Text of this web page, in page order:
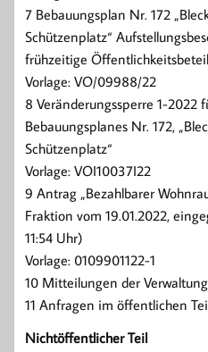
7 Bebauungsplan Nr. 172
Schützenplatz“
frühzeitige
Vorlage: VO/09988/22
8 Veränderungssperre 1-2022
Bebauungsplanes Nr. 172,
Schützenplatz“
Vorlage: VOI10037I22
9 Antrag „Bezahlbarer
Fraktion vom 19.01.2022,
11:54 Uhr)
Vorlage: 0109901122-1
10 Mitteilungen der
11 Anfragen im öffentlichen
Nichtöffentlicher Teil